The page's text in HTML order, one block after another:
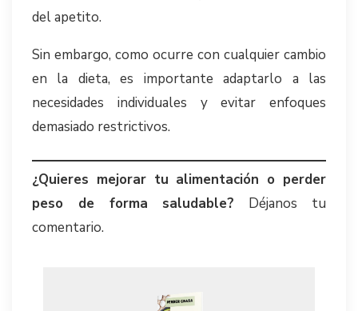
del apetito.
Sin embargo, como ocurre con cualquier cambio
en la dieta, es importante adaptarlo a las
necesidades individuales y evitar enfoques
demasiado restrictivos.
¿Quieres mejorar tu alimentación o perder
peso de forma saludable? Déjanos tu
comentario.